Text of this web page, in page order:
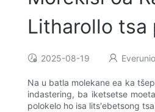
Litharollo tsa
2025-08-19
Na u batla molekane ea ka
indastering, ba iketsetse
polokelo ho isa lits'ebetsong